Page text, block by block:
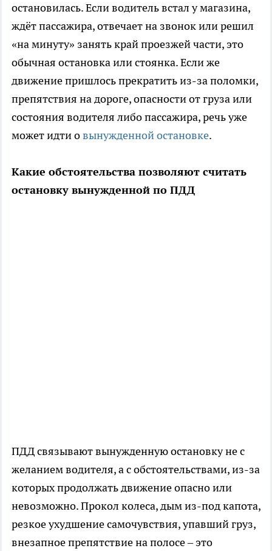
остановилась. Если водитель встал у магазина,
ждёт пассажира, отвечает на звонок или решил
«на минуту» занять край проезжей части, это
обычная остановка или стоянка. Если же
движение пришлось прекратить из-за поломки,
препятствия на дороге, опасности от груза или
состояния водителя либо пассажира, речь уже
может идти овынужденной остановке.
Какие обстоятельства позволяют считать
остановку вынужденной по ПДД
ПДД связывают вынужденную остановку не с
желанием водителя, а с обстоятельствами, из-за
которых продолжать движение опасно или
невозможно. Прокол колеса, дым из-под капота,
резкое ухудшение самочувствия, упавший груз,
внезапное препятствие на полосе – это